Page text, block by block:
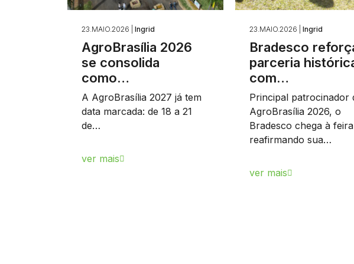
23.MAIO.2026 | Ingrid
AgroBrasília 2026
se consolida
como…
A AgroBrasília 2027 já tem
data marcada: de 18 a 21
de…
ver mais
23.MAIO.2026 | Ingrid
Bradesco
parceria
com…
Principal patrocinador
AgroBrasília 2026, o
Bradesco chega à feira
reafirmando sua…
ver mais